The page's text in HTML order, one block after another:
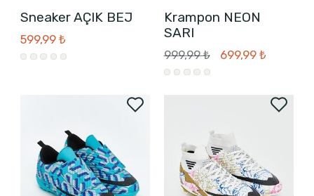
Sneaker AÇIK BEJ
599,99 ₺
Krampon NEON
SARI
999,99 ₺ 699,99 ₺